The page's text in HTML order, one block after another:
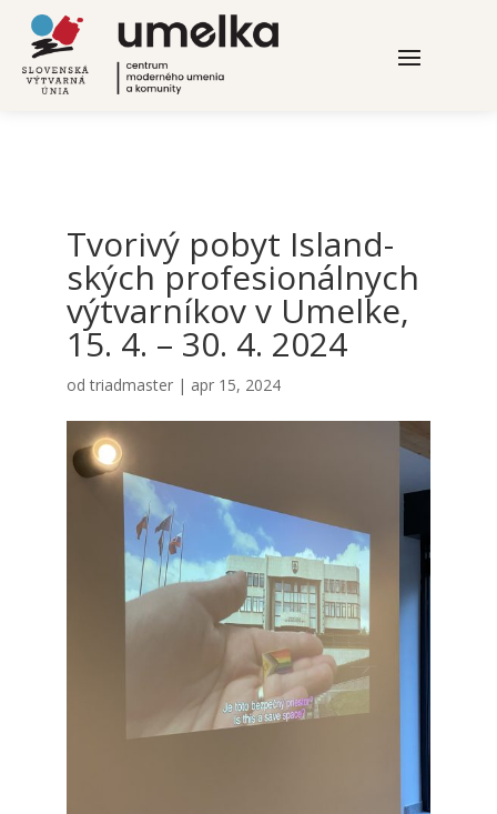
Tvo­ri­vý pobyt Island­
ských pro­fe­si­onál­nych
výtvar­ní­kov v Umel­ke,
15. 4. – 30. 4. 2024
odtriadmaster| apr 15, 2024